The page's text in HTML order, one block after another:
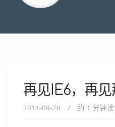
再见IE6，再
2011-08-20 约 1 分钟